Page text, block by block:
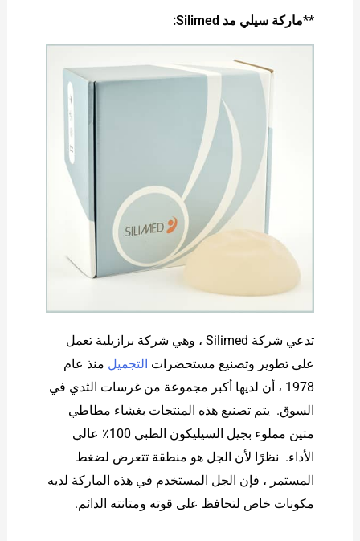
**ماركة سيلي مد Silimed:
تدعي شركة Silimed ، وهي شركة برازيلية تعمل
على تطوير وتصنيع مستحضرات التجميل منذ عام
1978 ، أن لديها أكبر مجموعة من غرسات الثدي في
السوق. يتم تصنيع هذه المنتجات بغشاء مطاطي
متين مملوء بجيل السيليكون الطبي 100٪ عالي
الأداء. نظرًا لأن الجل هو منطقة تتعرض لضغط
المستمر ، فإن الجل المستخدم في هذه الماركة لديه
مكونات خاص لتحافظ على قوته ومتانته الدائم.